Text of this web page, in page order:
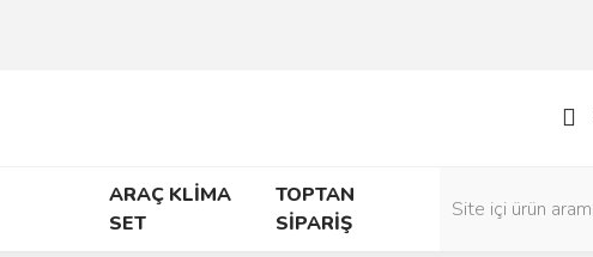
ARAÇ KLİMA
SET
TOPTAN
SİPARİŞ